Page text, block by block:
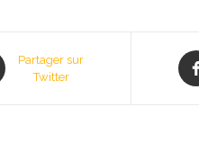
Partager sur
Twitter